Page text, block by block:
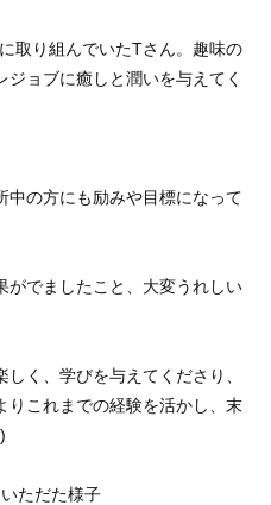
取り組んでいたTさん。趣味の
ョブに癒しと潤いを与えてく
中の方にも励みや目標になって
がでましたこと、大変うれしい
く、学びを与えてくださり、
りこれまでの経験を活かし、末
ただた様子